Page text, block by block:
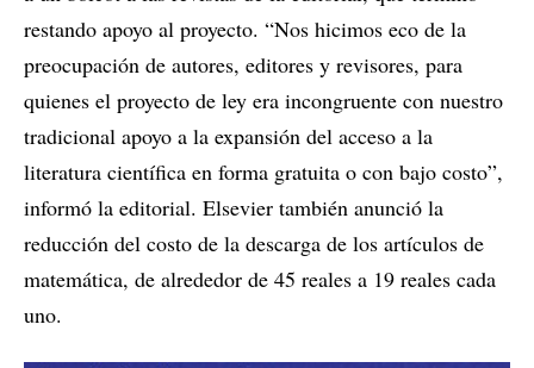
restando apoyo al proyecto. “Nos hicimos eco de la
preocupación de autores, editores y revisores, para
quienes el proyecto de ley era incongruente con nuestro
tradicional apoyo a la expansión del acceso a la
literatura científica en forma gratuita o con bajo costo”,
informó la editorial. Elsevier también anunció la
reducción del costo de la descarga de los artículos de
matemática, de alrededor de 45 reales a 19 reales cada
uno.